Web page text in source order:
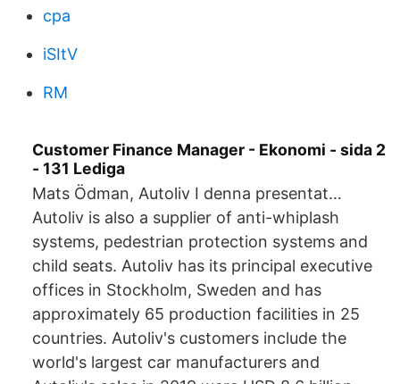
cpa
iSItV
RM
Customer Finance Manager - Ekonomi - sida 2
- 131 Lediga
Mats Ödman, Autoliv I denna presentat…
Autoliv is also a supplier of anti-whiplash
systems, pedestrian protection systems and
child seats. Autoliv has its principal executive
offices in Stockholm, Sweden and has
approximately 65 production facilities in 25
countries. Autoliv's customers include the
world's largest car manufacturers and